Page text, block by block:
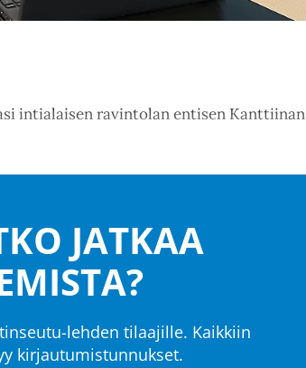
intialaisen ravintolan entisen Kanttiinan
JATKAA
lehden tilaajille. Kaikkiin
kirjautumistunnukset.